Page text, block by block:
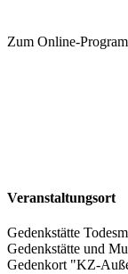
Zum Online-
Veranstaltungsort
Gedenkstätte
Gedenkstätte und
Gedenkort "KZ-